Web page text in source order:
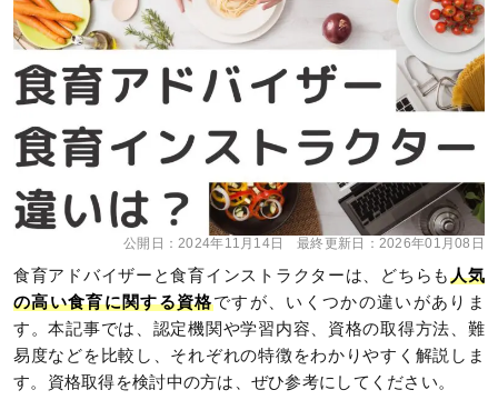
公開日：2024年11月14日 最終更新日： 2026年01月08日
食育アドバイザーと食育インストラクターは、どちらも人気
の高い食育に関する資格ですが、いくつかの違いがありま
す。本記事では、認定機関や学習内容、資格の取得方法、難
易度などを比較し、それぞれの特徴をわかりやすく解説しま
す。資格取得を検討中の方は、ぜひ参考にしてください。